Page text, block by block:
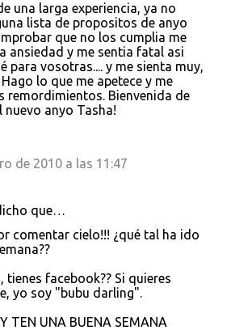
una larga experiencia, ya no
lista de propositos de anyo
que no los cumplia me
ansiedad y me sentia fatal asi
para vosotras.... y me sienta muy,
lo que me apetece y me
remordimientos. Bienvenida de
nuevo anyo Tasha!
de 2010 a las 11:47
que…
comentar cielo!!! ¿qué tal ha ido
tienes facebook?? Si quieres
yo soy "bubu darling".
TEN UNA BUENA SEMANA